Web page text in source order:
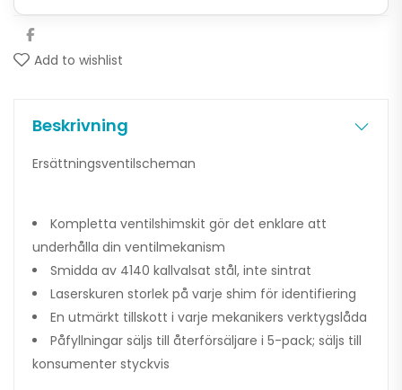
Add to wishlist
Beskrivning
Ersättningsventilscheman
Kompletta ventilshimskit gör det enklare att
underhålla din ventilmekanism
Smidda av 4140 kallvalsat stål, inte sintrat
Laserskuren storlek på varje shim för identifiering
En utmärkt tillskott i varje mekanikers verktygslåda
Påfyllningar säljs till återförsäljare i 5-pack; säljs till
konsumenter styckvis